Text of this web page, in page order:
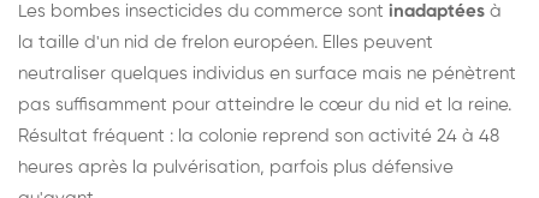
Les bombes insecticides du commerce sont inadaptées à
la taille d'un nid de frelon européen. Elles peuvent
neutraliser quelques individus en surface mais ne pénètrent
pas suffisamment pour atteindre le cœur du nid et la reine.
Résultat fréquent : la colonie reprend son activité 24 à 48
heures après la pulvérisation, parfois plus défensive